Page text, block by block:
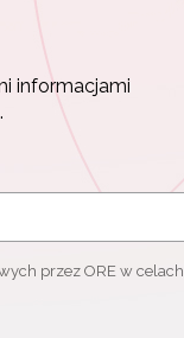
informacjami
przez ORE w celach